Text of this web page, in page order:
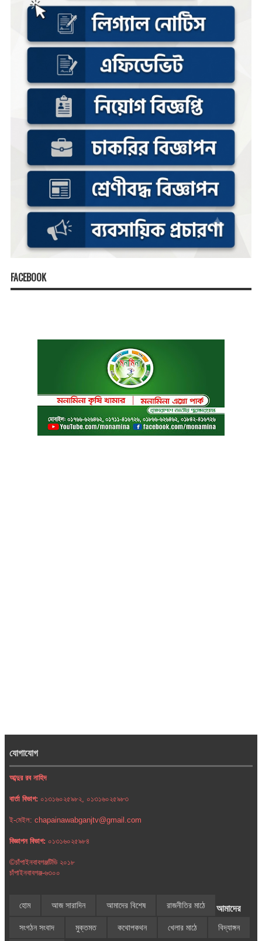
FACEBOOK
যোগাযোগ
আব্দুর রব নাহিদ
বার্তা বিভাগ: ০১৩১৬০২৫৯৮২, ০১৩১৬০২৫৯৮৩
ই-মেইল: chapainawabganjtv@gmail.com
বিজ্ঞাপন বিভাগ: ০১৩১৬০২৫৯৮৪
©চাঁপাইনবাবগঞ্জটিভি ২০১৮
চাঁপাইনবাবগঞ্জ-৬৩০০
হোম আজ সারাদিন আমাদের বিশেষ রাজনীতির মাঠে
সংগঠন সংবাদ মুক্তমত কথোপকথন খেলার মাঠে বিদ্যাঙ্গন
আমাদের